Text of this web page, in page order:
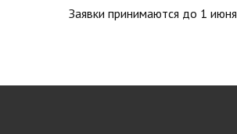
Заявки принимаются до 1 июня